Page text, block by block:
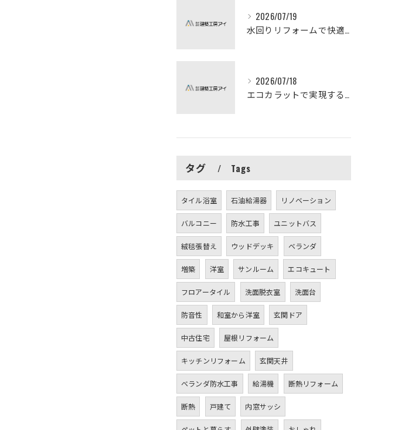
2026/07/19
水回りリフォームで快適な暮らしを実現する方法
2026/07/18
エコカラットで実現する快適リフォームの秘訣
タグ Tags
タイル浴室 石油給湯器 リノベーション
バルコニー 防水工事 ユニットバス
絨毯張替え ウッドデッキ ベランダ
増築 洋室 サンルーム エコキュート
フロアータイル 洗面脱衣室 洗面台
防音性 和室から洋室 玄関ドア
中古住宅 屋根リフォーム
キッチンリフォーム 玄関天井
ベランダ防水工事 給湯機 断熱リフォーム
断熱 戸建て 内窓サッシ